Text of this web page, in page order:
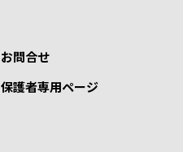
お問合せ
保護者専用ページ